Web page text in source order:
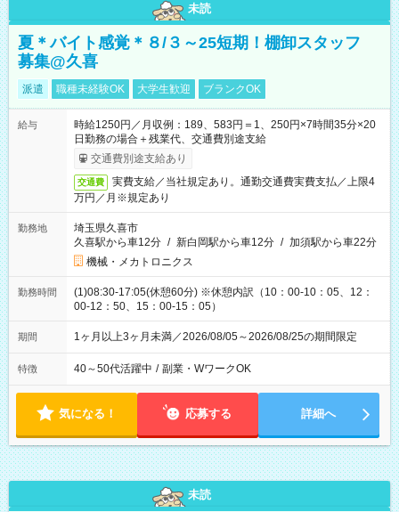
未読
夏＊バイト感覚＊８/３～25短期！棚卸スタッフ
募集@久喜
派遣 職種未経験OK 大学生歓迎 ブランクOK
給与
時給1250円／月収例：189、583円＝1、250円×7時間35分×20
日勤務の場合＋残業代、交通費別途支給
交通費別途支給あり
交通費
実費支給／当社規定あり。通勤交通費実費支払／上限4
万円／月※規定あり
勤務地
埼玉県久喜市
久喜駅から車12分 / 新白岡駅から車12分 / 加須駅から車22分
機械・メカトロニクス
勤務時間
(1)08:30-17:05(休憩60分) ※休憩内訳（10：00-10：05、12：
00-12：50、15：00-15：05）
期間 1ヶ月以上3ヶ月未満／2026/08/05～2026/08/25の期間限定
特徴 40～50代活躍中 / 副業・WワークOK
気になる！ 応募する 詳細へ
未読